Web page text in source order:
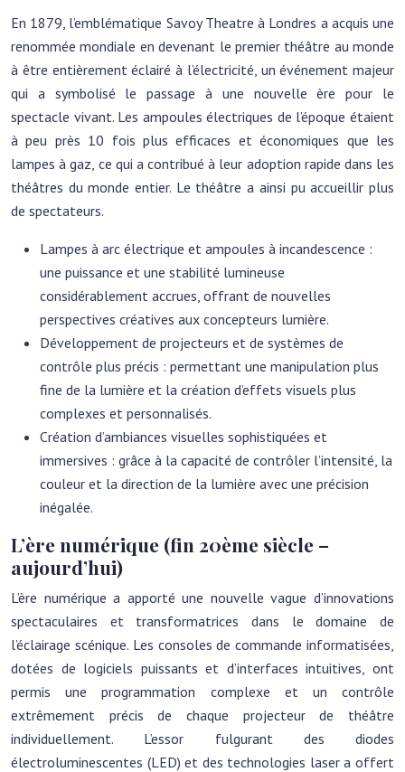
En 1879, l’emblématique Savoy Theatre à Londres a acquis une
renommée mondiale en devenant le premier théâtre au monde
à être entièrement éclairé à l’électricité, un événement majeur
qui a symbolisé le passage à une nouvelle ère pour le
spectacle vivant. Les ampoules électriques de l’époque étaient
à peu près 10 fois plus efficaces et économiques que les
lampes à gaz, ce qui a contribué à leur adoption rapide dans les
théâtres du monde entier. Le théâtre a ainsi pu accueillir plus
de spectateurs.
Lampes à arc électrique et ampoules à incandescence :
une puissance et une stabilité lumineuse
considérablement accrues, offrant de nouvelles
perspectives créatives aux concepteurs lumière.
Développement de projecteurs et de systèmes de
contrôle plus précis : permettant une manipulation plus
fine de la lumière et la création d’effets visuels plus
complexes et personnalisés.
Création d’ambiances visuelles sophistiquées et
immersives : grâce à la capacité de contrôler l’intensité, la
couleur et la direction de la lumière avec une précision
inégalée.
L’ère numérique (fin 20ème siècle –
aujourd’hui)
L’ère numérique a apporté une nouvelle vague d’innovations
spectaculaires et transformatrices dans le domaine de
l’éclairage scénique. Les consoles de commande informatisées,
dotées de logiciels puissants et d’interfaces intuitives, ont
permis une programmation complexe et un contrôle
extrêmement précis de chaque projecteur de théâtre
individuellement. L’essor fulgurant des diodes
électroluminescentes (LED) et des technologies laser a offert